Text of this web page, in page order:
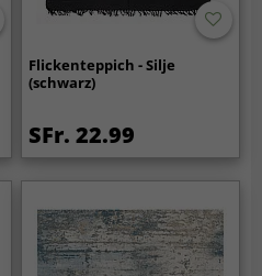
Flickenteppich - Silje
(schwarz)
SFr. 22.99